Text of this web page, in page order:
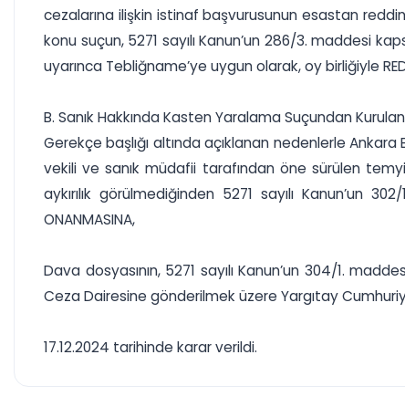
cezalarına ilişkin istinaf başvurusunun esastan
konu suçun, 5271 sayılı Kanun’un 286/3. maddesi
uyarınca Tebliğname’ye uygun olarak, oy birliğiyle
B. Sanık Hakkında Kasten Yaralama Suçundan
Gerekçe başlığı altında açıklanan nedenlerle Ankara
vekili ve sanık müdafii tarafından öne sürülen
aykırılık görülmediğinden 5271 sayılı Kanun’un
ONANMASINA,
Dava dosyasının, 5271 sayılı Kanun’un 304/1.
Ceza Dairesine gönderilmek üzere Yargıtay
17.12.2024 tarihinde karar verildi.